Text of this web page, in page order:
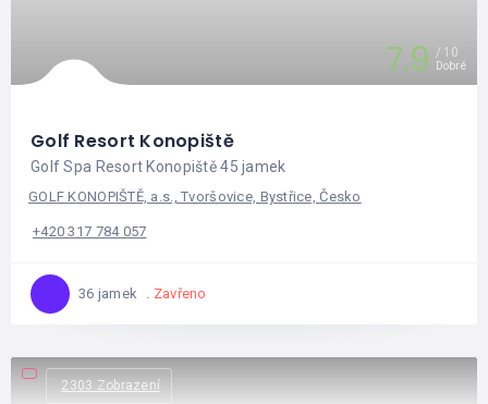
7.9 10
Dobré
Golf Resort Konopiště
Golf Spa Resort Konopiště 45 jamek
GOLF KONOPIŠTĚ, a.s., Tvoršovice, Bystřice, Česko
+420 317 784 057
36 jamek Zavřeno
2303 Zobrazení